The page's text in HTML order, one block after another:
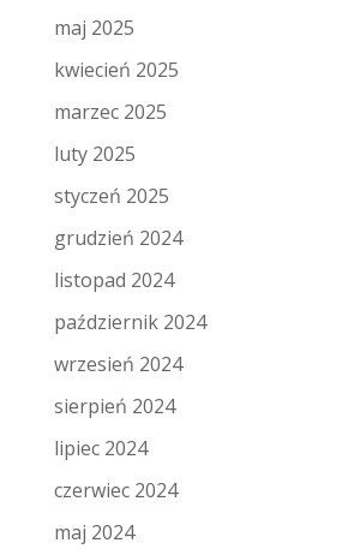
maj 2025
kwiecień 2025
marzec 2025
luty 2025
styczeń 2025
grudzień 2024
listopad 2024
październik 2024
wrzesień 2024
sierpień 2024
lipiec 2024
czerwiec 2024
maj 2024